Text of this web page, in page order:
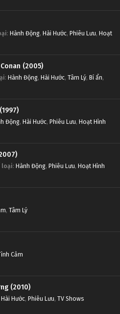
: Hành Động, Hài Hước, Phiêu Lưu, Hoạt
(2005)
: Hành Động, Hài Hước, Tâm Lý, Bí ẩn,
Động, Hài Hước, Phiêu Lưu, Hoạt Hình
loại: Hành Động, Phiêu Lưu, Hoạt Hình
, Tâm Lý
Cảm
(2010)
Hài Hước, Phiêu Lưu, TV Shows